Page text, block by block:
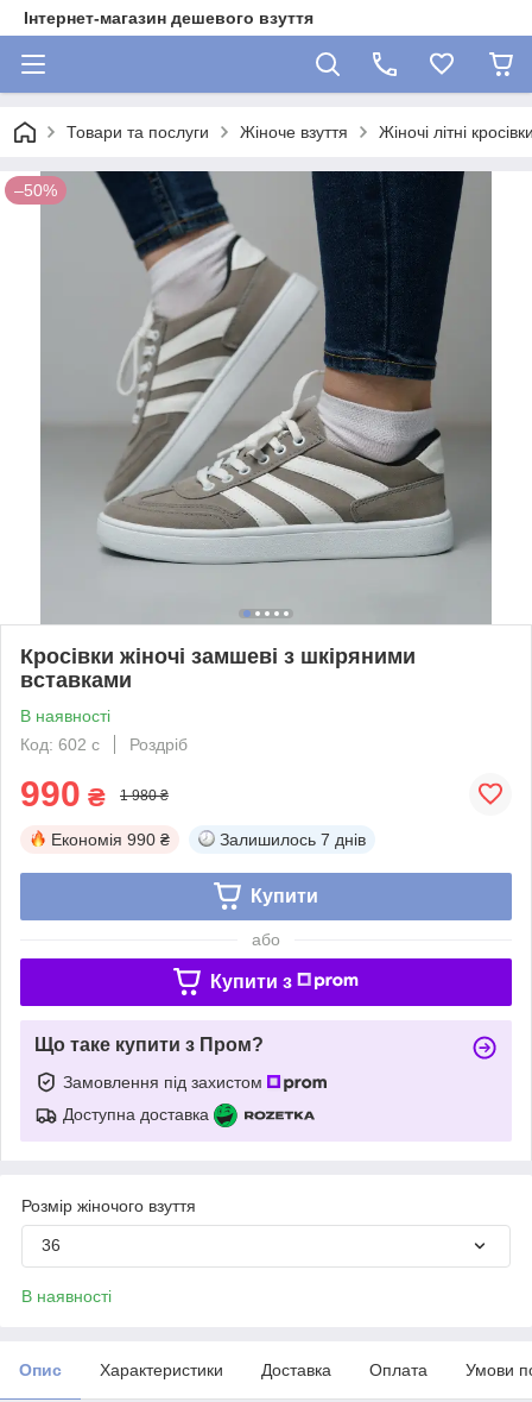
Інтернет-магазин дешевого взуття
Товари та послуги Жіноче взуття Жіночі літні
–50%
Кросівки жіночі замшеві з шкіряними
вставками
В наявності
Код: 602 с
Роздріб
990 ₴ 1 980 ₴
Економія 990 ₴ Залишилось 7 днів
Купити
або
Купити з
Що таке купити з Пром?
Замовлення під захистом
Доступна доставка
Розмір жіночого взуття
36
В наявності
Опис Характеристики Доставка Оплата Умови